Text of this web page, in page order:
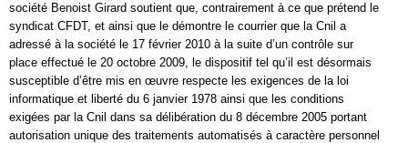
société Benoist Girard soutient que, contrairement à ce que prétend le
syndicat CFDT, et ainsi que le démontre le courrier que la Cnil a
adressé à la société le 17 février 2010 à la suite d’un contrôle sur
place effectué le 20 octobre 2009, le dispositif tel qu’il est désormais
susceptible d’être mis en œuvre respecte les exigences de la loi
informatique et liberté du 6 janvier 1978 ainsi que les conditions
exigées par la Cnil dans sa délibération du 8 décembre 2005 portant
autorisation unique des traitements automatisés à caractère personnel